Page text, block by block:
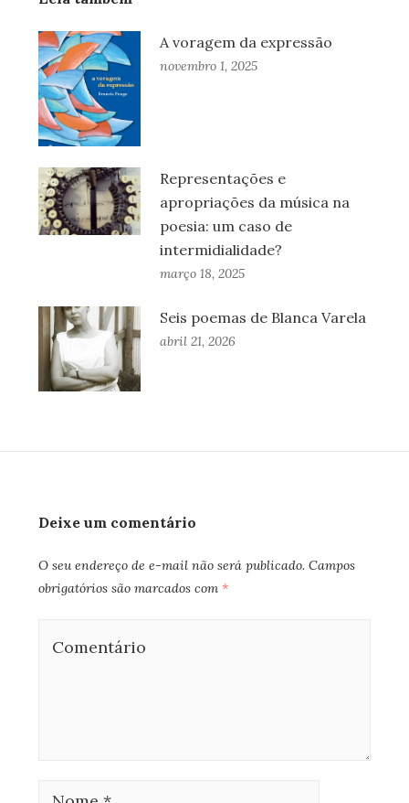
A voragem da expressão
novembro 1, 2025
Representações e
apropriações da música na
poesia: um caso de
intermidialidade?
março 18, 2025
Seis poemas de Blanca Varela
abril 21, 2026
Deixe um comentário
O seu endereço de e-mail não será publicado. Campos
obrigatórios são marcados com *